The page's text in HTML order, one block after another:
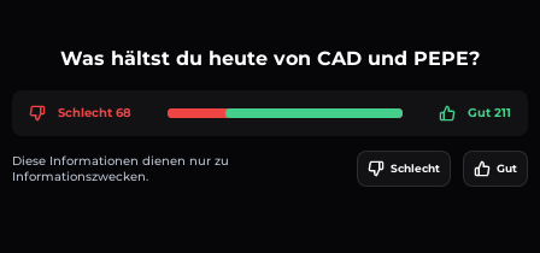
Was hältst du heute von CAD und PEPE?
Schlecht 68 Gut 211
Diese Informationen dienen nur zu
Informationszwecken.
Schlecht Gut